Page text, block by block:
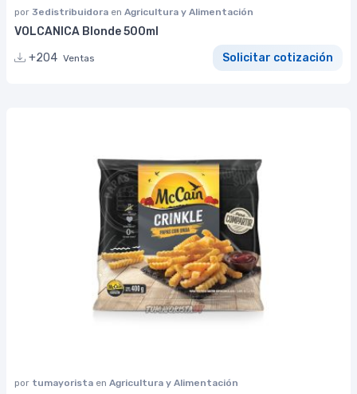
por 3edistribuidora en Agricultura y Alimentación
VOLCANICA Blonde 500ml
+204 Ventas Solicitar cotización
por tumayorista en Agricultura y Alimentación